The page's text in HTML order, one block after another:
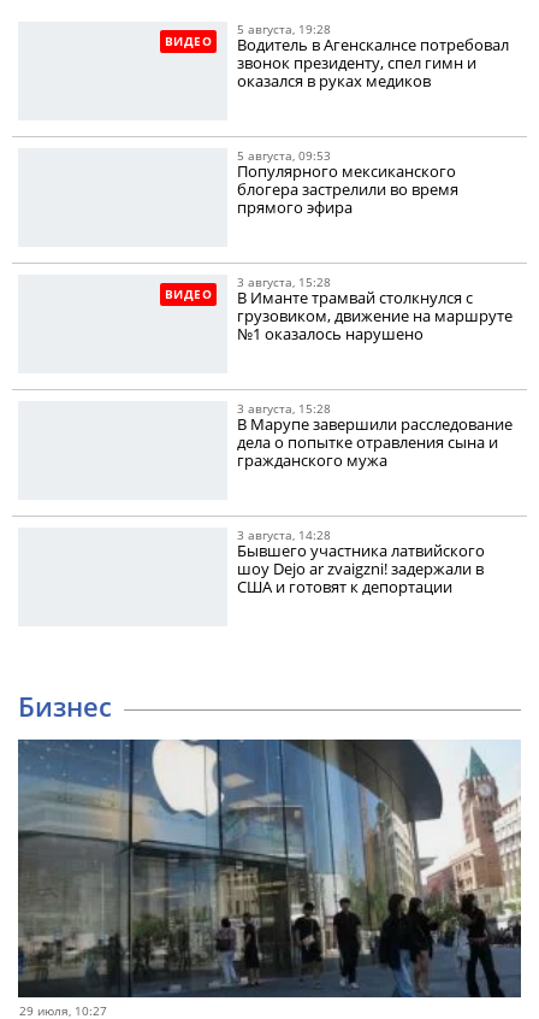
ВИДЕО
5 августа, 19:28
Водитель в Агенскалнсе потребовал
звонок президенту, спел гимн и
оказался в руках медиков
5 августа, 09:53
Популярного мексиканского
блогера застрелили во время
прямого эфира
ВИДЕО
3 августа, 15:28
В Иманте трамвай столкнулся с
грузовиком, движение на маршруте
№1 оказалось нарушено
3 августа, 15:28
В Марупе завершили расследование
дела о попытке отравления сына и
гражданского мужа
3 августа, 14:28
Бывшего участника латвийского
шоу Dejo ar zvaigzni! задержали в
США и готовят к депортации
Бизнес
29 июля, 10:27